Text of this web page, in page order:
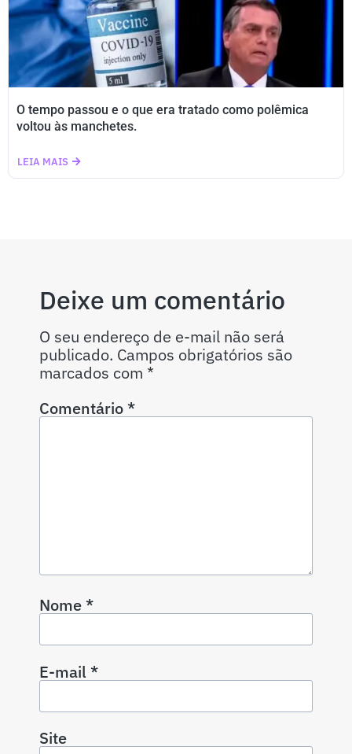
O tempo passou e o que era tratado como polêmica
voltou às manchetes.
LEIA MAIS
Deixe um comentário
O seu endereço de e-mail não será
publicado. Campos obrigatórios são
marcados com *
Comentário*
Nome*
E-mail*
Site